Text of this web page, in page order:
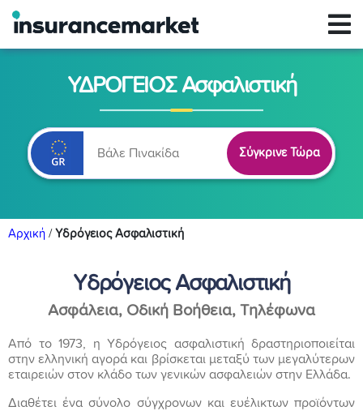
ΥΔΡΟΓΕΙΟΣ Ασφαλιστική
Σύγκρινε Τώρα
Αρχική / Υδρόγειος Ασφαλιστική
Υδρόγειος Ασφαλιστική
Ασφάλεια, Οδική Βοήθεια, Τηλέφωνα
Από το 1973, η Υδρόγειος ασφαλιστική δραστηριοποιείται
στην ελληνική αγορά και βρίσκεται μεταξύ των μεγαλύτερων
εταιρειών στον κλάδο των γενικών ασφαλειών στην Ελλάδα.
Διαθέτει ένα σύνολο σύγχρονων και ευέλικτων προϊόντων